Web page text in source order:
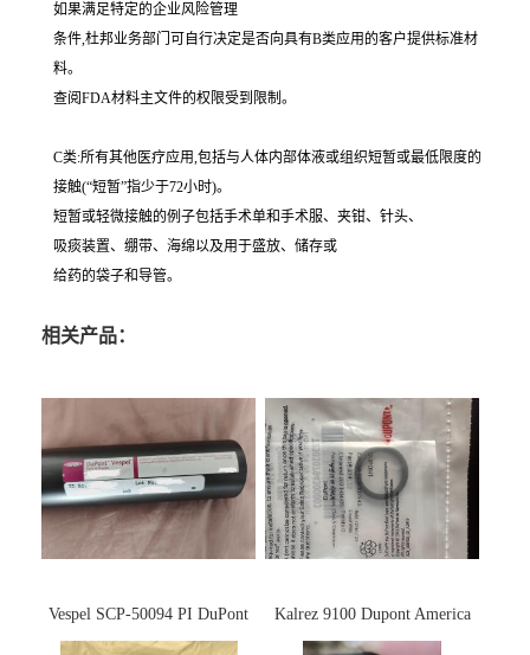
如果满足特定的企业风险管理
条件,杜邦业务部门可自行决定是否向具有B类应用的客户提供标准材
料。
查阅FDA材料主文件的权限受到限制。
C类:所有其他医疗应用,包括与人体内部体液或组织短暂或最低限度的
接触(“短暂”指少于72小时)。
短暂或轻微接触的例子包括手术单和手术服、夹钳、针头、
吸痰装置、绷带、海绵以及用于盛放、储存或
给药的袋子和导管。
相关产品：
Vespel SCP-50094 PI DuPont
杜邦
Kalrez 9100 Dupont America
杜邦 密封圈 半导体 面板